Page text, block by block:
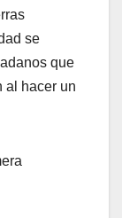
se
que
al hacer un